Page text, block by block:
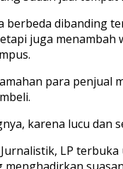
berbeda dibanding
juga
para penjual
karena lucu dan
LP